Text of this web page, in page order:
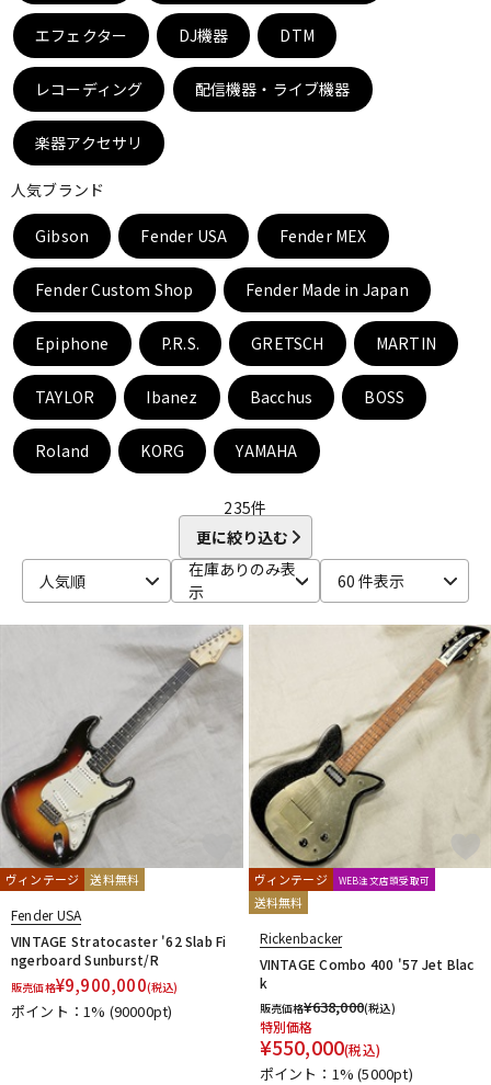
DJ機器 DTM
DTM オンライン納品
配信/ライブ機器 楽器アクセサリ
中古 ヴィンテージ
エフェクター DJ機器 DTM
レコーディング 配信機器・ライブ機器
楽器アクセサリ
人気ブランド
Gibson Fender USA Fender MEX
Fender Custom Shop Fender Made in Japan
Epiphone P.R.S. GRETSCH MARTIN
TAYLOR Ibanez Bacchus BOSS
Roland KORG YAMAHA
235件
更に絞り込む
人気順
在庫ありのみ表
示
60 件表示
ヴィンテージ 送料無料
Fender USA
VINTAGE Stratocaster '62 Slab Fi
ngerboard Sunburst/R
販売価格¥9,900,000(税込)
ポイント：1% (90000pt)
ヴィンテージ WEB注文店頭受取可
送料無料
Rickenbacker
VINTAGE Combo 400 '57 Jet Blac
k
販売価格¥638,000(税込)
特別価格
¥550,000(税込)
ポイント：1%(5000pt)